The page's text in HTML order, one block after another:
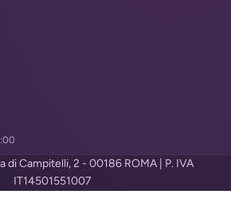
di Campitelli, 2 - 00186 ROMA | P. IVA
IT14501551007